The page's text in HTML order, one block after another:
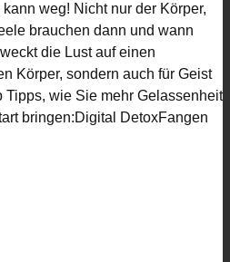
weg! Nicht nur der Körper,
brauchen dann und wann
die Lust auf einen
Körper, sondern auch für Geist
Tipps, wie Sie mehr Gelassenheit
bringen:Digital DetoxFangen